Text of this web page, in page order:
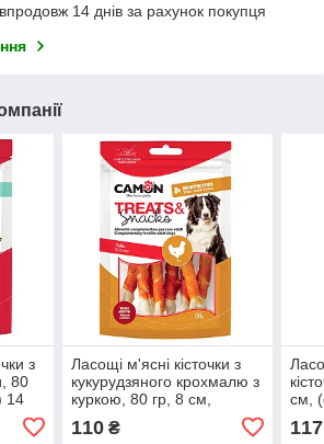
14 днів за рахунок покупця
з
80
14
Ласощі м'ясні кісточки з
кукурудзяного крохмалю з
куркою, 80 гр, 8 см,
(флоупак) 14 упак./короб.
(ціна за
110₴
см,
117